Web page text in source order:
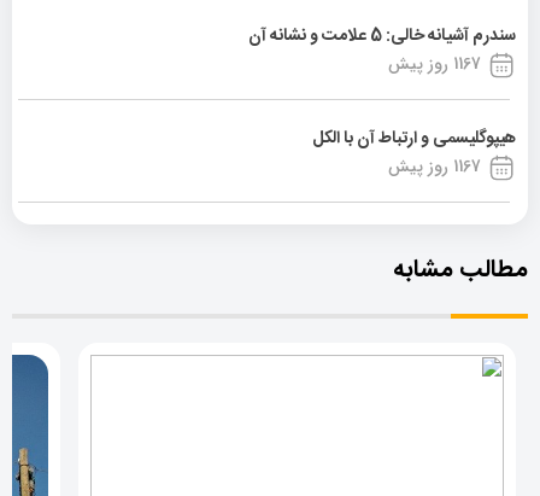
سندرم آشیانه خالی: 5 علامت و نشانه آن
1167 روز پیش
هیپوگلیسمی و ارتباط آن با الکل
1167 روز پیش
مطالب مشابه